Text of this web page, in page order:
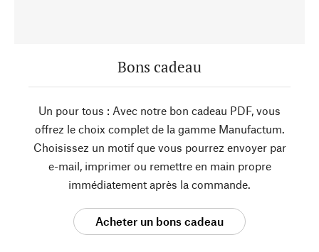
Bons cadeau
Un pour tous : Avec notre bon cadeau PDF, vous
offrez le choix complet de la gamme Manufactum.
Choisissez un motif que vous pourrez envoyer par
e-mail, imprimer ou remettre en main propre
immédiatement après la commande.
Acheter un bons cadeau